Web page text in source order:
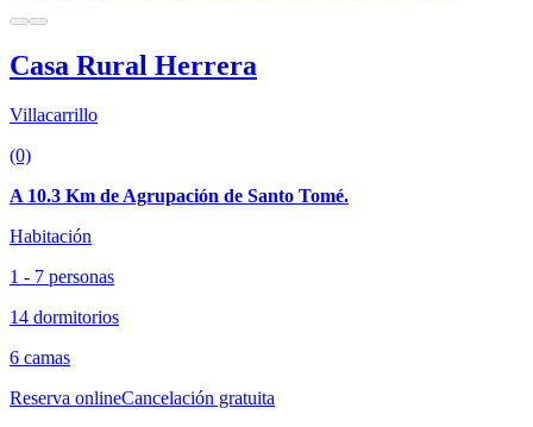
Casa Rural Herrera
Villacarrillo
(0)
A 10.3 Km de Agrupación de Santo Tomé.
Habitación
1 - 7 personas
14 dormitorios
6 camas
Reserva onlineCancelación gratuita